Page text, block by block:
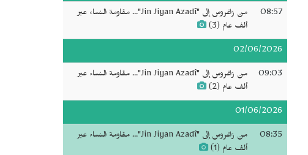
08:57
من زاغروس إلى "Jin Jiyan Azadî"... مقاومة النساء عبر
ألف عام (3)
02/06/2026
09:03
من زاغروس إلى "Jin Jiyan Azadî"... مقاومة النساء عبر
ألف عام (2)
01/06/2026
08:35
من زاغروس إلى "Jin Jiyan Azadî"... مقاومة النساء عبر
ألف عام (1)